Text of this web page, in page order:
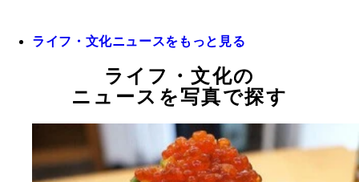
ライフ・文化ニュースをもっと見る
ライフ・文化の
ニュースを写真で探す